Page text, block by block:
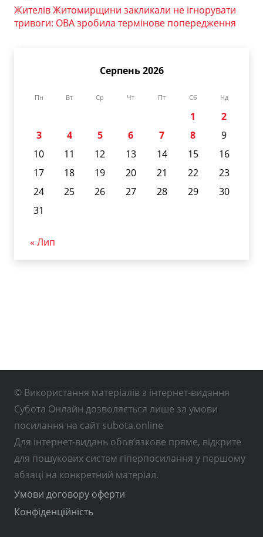
Жителів Житомирщини закликали не ігнорувати
тривоги: ОВА зробила термінове попередження
Серпень 2026
Пн Вт Ср Чт Пт Сб Нд
1
2
3
4 5 6 7 8
9
10
11 12 13 14 15
16
17
18 19 20 21 22
23
24
25 26 27 28 29
30
31
« Лип
© Використання матеріалів з інтернет-видання
Субота Онлайн дозволяється лише за умови
посилання на сайт subota.online
Для інтернет-видань обов’язкове пряме, відкрите
для пошукових систем гіперпосилання у першому
абзаці на конкретний матеріал.
Умови договору оферти
Конфіденційність